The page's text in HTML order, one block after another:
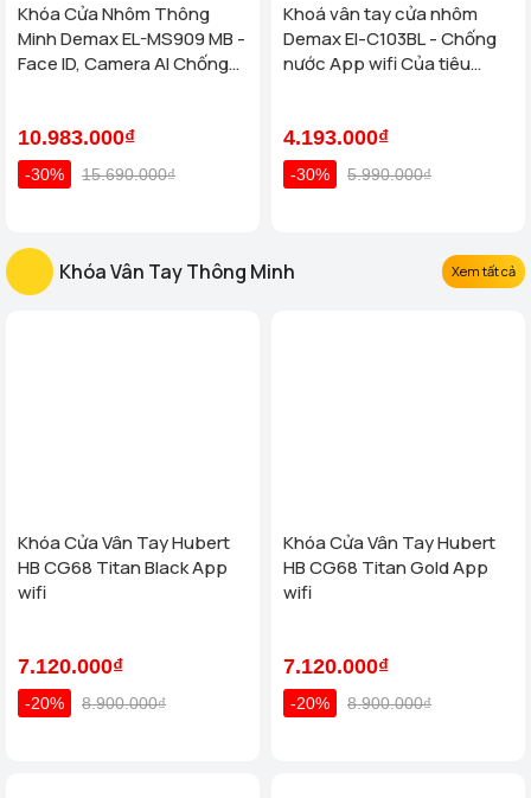
Khóa Cửa Nhôm Thông
Minh Demax EL-MS909 MB -
Face ID, Camera AI Chống
10.983.000₫
-30% 15.690.000₫
Khoá vân tay cửa nhôm
Demax El-C103BL - Chống
nước App wifi Của tiêu
4.193.000₫
-30% 5.990.000₫
Khóa Vân Tay Thông Minh Xem tất cả
Khóa Cửa Vân Tay Hubert
HB CG68 Titan Black App
wifi
7.120.000₫
-20% 8.900.000₫
Khóa Cửa Vân Tay Hubert
HB CG68 Titan Gold App
wifi
7.120.000₫
-20% 8.900.000₫